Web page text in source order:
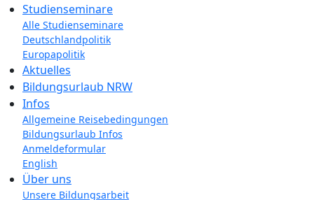
Studienseminare
Alle Studienseminare
Deutschlandpolitik
Europapolitik
Aktuelles
Bildungsurlaub NRW
Infos
Allgemeine Reisebedingungen
Bildungsurlaub Infos
Anmeldeformular
English
Über uns
Unsere Bildungsarbeit